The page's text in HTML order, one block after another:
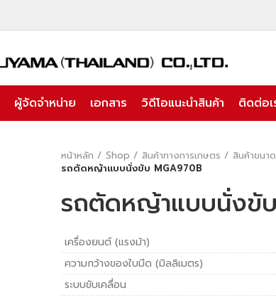
ผู้จัดจำหน่าย เอกสาร วิดีโอแนะนำสินค้า ติดต่อเ
หน้าหลัก Shop สินค้าทางการเกษตร
สินค้าขนา
รถตัดหญ้าแบบนั่งขับ MGA970B
รถตัดหญ้าแบบนั่งขั
เครื่องยนต์ (แรงม้า)
ความกว้างของใบมีด (มิลลิเมตร)
ระบบขับเคลื่อน